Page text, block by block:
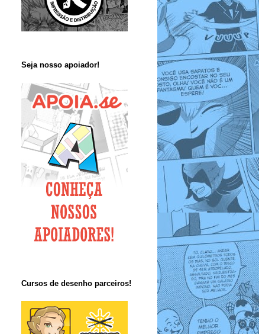
Seja nosso apoiador!
Cursos de desenho parceiros!